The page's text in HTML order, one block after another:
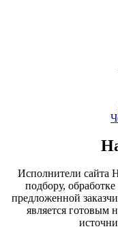
Исполнители сайта
подбору,
предложенной
является готовым